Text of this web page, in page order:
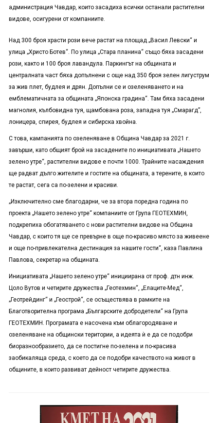
администрация Чавдар, които засадиха всички останали растителни
видове, осигурени от компаниите.
Над 300 броя храсти рози вече растат на площад „Васил Левски“ и
улица „Христо Ботев“. По улица „Стара планина“ също бяха засадени
рози, както и 100 броя лавандула. Паркингът на общината и
централната част бяха допълнени с още над 350 броя зелен лигуструм
за жив плет, будлея и дрян. Допълни се и озеленяването и на
емблематичната за общината „Японска градина“. Там бяха засадени
магнолия, кълбовидна туя, щамбована роза, западна туя „Смарагд”,
лоницера, спирея, будлея и сибирска хвойна.
С това, кампанията по озеленяване в Община Чавдар за 2021 г.
завърши, като общият брой на засадените по инициативата „Нашето
зелено утре“, растителни видове е почти 1000. Трайните насаждения
ще радват дълго жителите и гостите на общината, а терените, в които
те растат, сега са по-зелени и красиви.
„Изключително сме благодарни, че за втора поредна година по
проекта „Нашето зелено утре“ компаниите от Група ГЕОТЕХМИН,
подкрепиха обогатяването с нови растителни видове на Община
Чавдар, с които тя ще се превърне в още по-красиво място за живеене
и още по-привлекателна дестинация за нашите гости“, каза Павлина
Павлова, секретар на общината.
Инициативата „Нашето зелено утре“ инициирана от проф. дтн инж.
Цоло Вутов и четирите дружества „Геотехмин“, „Елаците-Мед“,
„Геотрейдинг“ и „Геострой“, се осъществява в рамките на
Благотворителна програма „Българските добродетели“ на Група
ГЕОТЕХМИН. Програмата е насочена към облагородяване и
озеленяване на общински територии, а идеята ѝ е да се подобри
биоразнообразието, да се постигне по-зелена и по-красива
заобикаляща среда, с което да се подобри качеството на живот в
общините, в които развиват дейност четирите дружества.